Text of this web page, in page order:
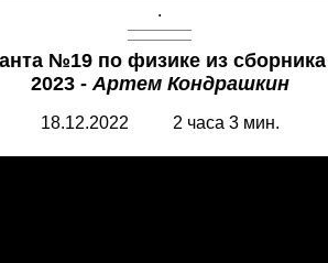
.
№19 по физике из
2023 -Артем Кондрашкин
18.12.2022 2 часа 3 мин.